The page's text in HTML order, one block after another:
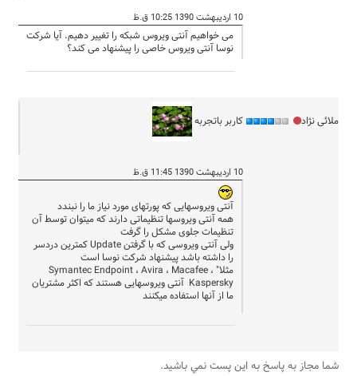
10 اردیبهشت 1390 10:25 ق.ظ
می خواهیم آنتی ویروس شبکه را تغییر دهیم. آیا شرکت
نوسا آنتی ویروس خاصی را پیشنهاد می کند؟
ملائی نژاد کاربر باتجربه
10 اردیبهشت 1390 11:45 ق.ظ
آنتی ویروسهایی که پورتهای مورد نیاز ما را نبندد
همه آنتی ویروسها تنظیماتی دارند که میتوان توسط آن
تنظیمات جلوی مشکل را گرفت
ولی آنتی ویروسی که با گرفتن Update کمترین دردسر
را داشته باشد پیشنهاد شرکت نوسا است
مثلا" Symantec Endpoint ، Avira ، Macafee ،
Kaspersky آنتی ویروسهایی هستند که اکثر مشتریان
ما از آنها استفاده میکنند
شما مجاز به پاسخ به اين پست نمي باشيد.